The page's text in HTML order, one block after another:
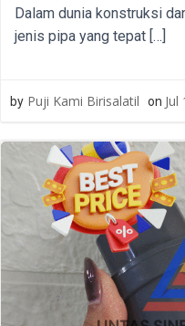
Dalam dunia konstruksi
jenis pipa yang tepat […]
by Puji Kami Birisalatil on Jul